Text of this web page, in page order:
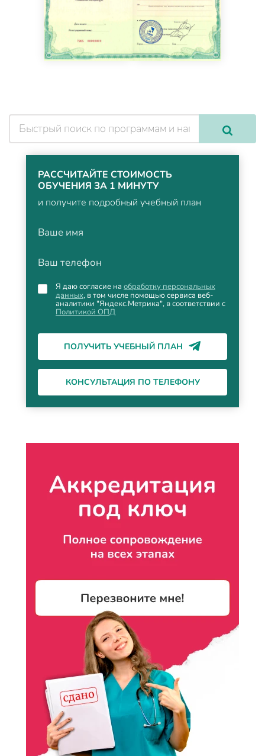
РАССЧИТАЙТЕ СТОИМОСТЬ
ОБУЧЕНИЯ ЗА 1 МИНУТУ
и получите подробный учебный план
Ваше имя
Ваш телефон
Я даю согласие на обработку персональных
данных, в том числе помощью сервиса веб-
аналитики "Яндекс.Метрика", в соответствии с
Политикой ОПД
ПОЛУЧИТЬ УЧЕБНЫЙ ПЛАН
КОНСУЛЬТАЦИЯ ПО ТЕЛЕФОНУ